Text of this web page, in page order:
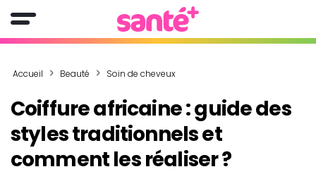
Accueil Beauté Soin de cheveux
Coiffure africaine : guide des
styles traditionnels et
comment les réaliser ?